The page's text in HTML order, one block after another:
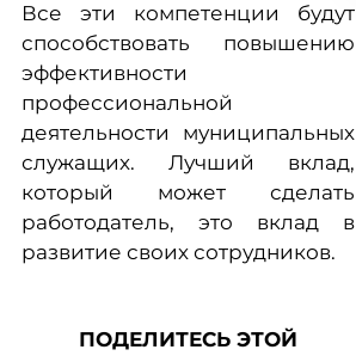
Все эти компетенции будут
способствовать повышению
эффективности
профессиональной
деятельности муниципальных
служащих. Лучший вклад,
который может сделать
работодатель, это вклад в
развитие своих сотрудников.
ПОДЕЛИТЕСЬ ЭТОЙ